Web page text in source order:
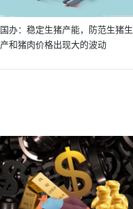
国办：稳定生猪产能，防范生猪生
产和猪肉价格出现大的波动